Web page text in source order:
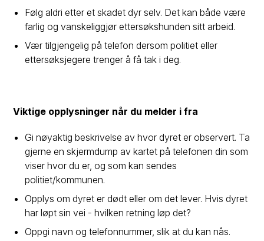
Følg aldri etter et skadet dyr selv. Det kan både være
farlig og vanskeliggjør ettersøkshunden sitt arbeid.
Vær tilgjengelig på telefon dersom politiet eller
ettersøksjegere trenger å få tak i deg.
Viktige opplysninger når du melder i fra
Gi nøyaktig beskrivelse av hvor dyret er observert. Ta
gjerne en skjermdump av kartet på telefonen din som
viser hvor du er, og som kan sendes
politiet/kommunen.
Opplys om dyret er dødt eller om det lever. Hvis dyret
har løpt sin vei - hvilken retning løp det?
Oppgi navn og telefonnummer, slik at du kan nås.